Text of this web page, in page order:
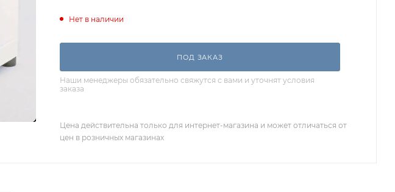
Нет в наличии
ПОД ЗАКАЗ
Наши менеджеры обязательно свяжутся с вами и уточнят условия
заказа
Цена действительна только для интернет-магазина и может отличаться от
цен в розничных магазинах